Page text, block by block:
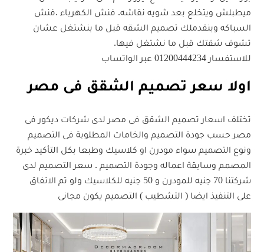
ميطبلش ويتخلع بعد شويه نقاشه. فنش الكهرباء .فنش
السباكه وبنقدملك تصميم الشقه قبل ما بنشتغل عشان
تشوف شقتك قبل ما نشتغل فيها.
للاستفسار 01200444234 عبر الواتساب
اولا سعر تصميم الشقق فى مصر
تختلف اسعار تصميم الشقق فى مصر لدى شركات ديكور فى
مصر حسب جودة التصميم والخامات المطلوبة فى التصميم
ونوع التصميم سواء مودرن او كلاسيك وطبعا بكل التأكيد خبرة
المصمم وسابقة اعماله وجودة التصميم . سعر التصميم لدى
شركتنا 70 جنيه للمودرن و 50 جنيه للكلاسيك ولو تم الاتفاق
على التنفيذ ايضا ( التشطيب ) التصميم يكون مجانى